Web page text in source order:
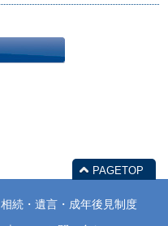
PAGETOP
相続・遺言・成年後見制度